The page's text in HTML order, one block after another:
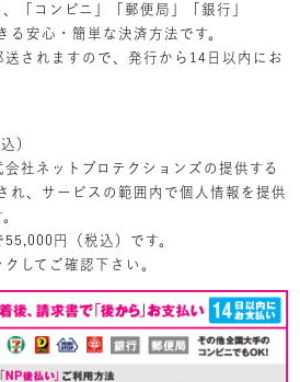
「コンビニ」「郵便局」「銀行」
る安心・簡単な決済方法です。
されますので、発行から14日以内にお
）
社ネットプロテクションズの提供する
れ、サービスの範囲内で個人情報を提供
円（税込）です。
してご確認下さい。